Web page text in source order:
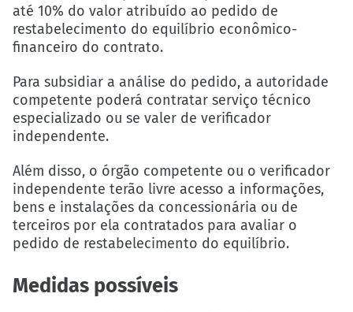
até 10% do valor atribuído ao pedido de
restabelecimento do equilíbrio econômico-
financeiro do contrato.
Para subsidiar a análise do pedido, a autoridade
competente poderá contratar serviço técnico
especializado ou se valer de verificador
independente.
Além disso, o órgão competente ou o verificador
independente terão livre acesso a informações,
bens e instalações da concessionária ou de
terceiros por ela contratados para avaliar o
pedido de restabelecimento do equilíbrio.
Medidas possíveis